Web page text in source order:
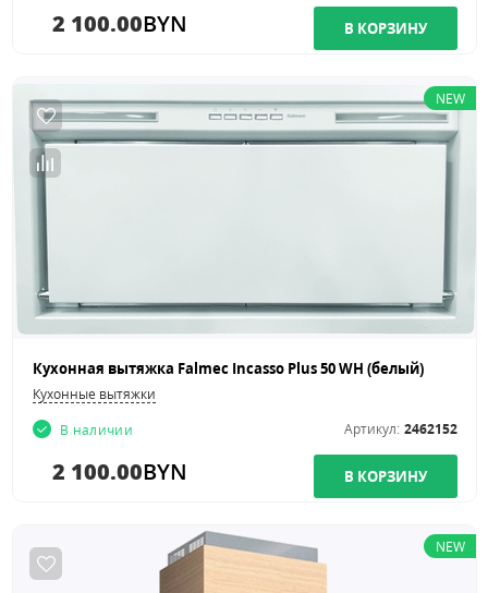
2 100.00BYN
NEW
Кухонная вытяжка Falmec Incasso Plus 50 WH (белый)
Кухонные вытяжки
В наличии
Артикул: 2462152
2 100.00BYN
NEW